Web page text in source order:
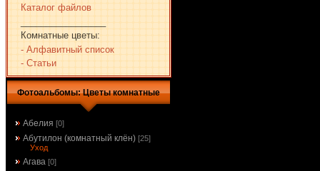
Каталог файлов
Комнатные цветы:
- Алфавитный список
- Статьи
Фотоальбомы: Цветы комнатные
Абелия [0]
Абутилон (комнатный клён) [25]
Уход
Агава [0]